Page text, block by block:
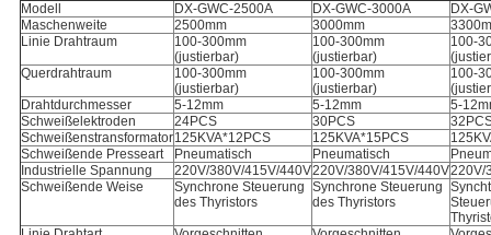
Modell DX-GWC-2500A DX-GWC-3000A
DX-
Maschenweite
2500mm 3000mm
Linie Drahtraum
100-300mm
(justierbar)
100-300mm
(justierbar)
100-
Querdrahtraum
100-300mm
(justierbar)
100-300mm
(justierbar)
100-
Drahtdurchmesser
5-12mm 5-12mm
5-
Schweißelektroden
24PCS 30PCS
Schweißenstransformator125KVA*12PCS 125KVA*15PCS
Schweißende Presseart
Pneumatisch Pneumatisch
Industrielle Spannung
220V/380V/415V/440V220V/380V/415V/440V220V/
Schweißende Weise
Synchrone Steuerung
des Thyristors
Synchrone Steuerung
des Thyristors